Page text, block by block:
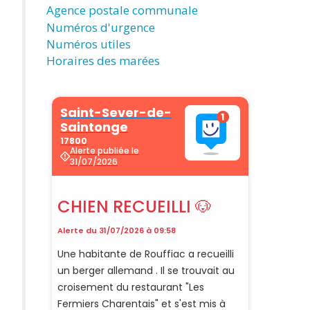
Agence postale communale
Numéros d'urgence
Numéros utiles
Horaires des marées